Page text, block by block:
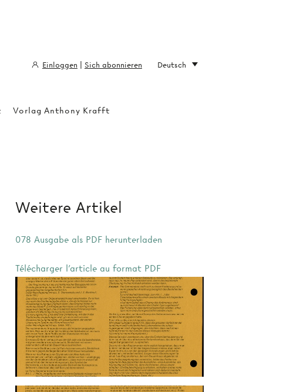
Weitere Artikel
078 Ausgabe als PDF herunterladen
Télécharger l'article au format PDF
Vorlag Anthony Krafft
Einloggen Sich abonnieren Deutsch